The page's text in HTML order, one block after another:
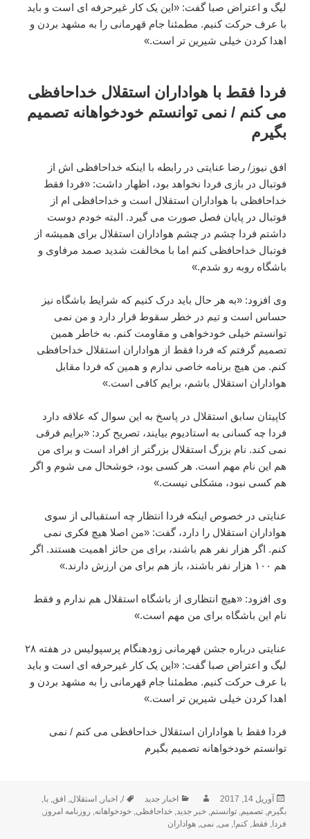
لیگ و اعتراض صبا گفت: «این یک کار غیرحرفه ای است و باید
با عرف حرکت کنیم. مطمئنا جام قهرمانی را به مشهد بردن و
اهدا کردن خیلی شیرین تر است.»
فردا فقط با هواداران استقلال خداحافظی
می کنم / نمی توانستم خودخواهانه تصمیم
بگیرم
افق نیوز/ رضا عنایتی در رابطه با اینکه خداحافظی اش از
فوتبال در بازی فردا نخواهد بود، اظهار داشت: «فردا فقط
خداحافظی با هواداران استقلال است و خداحافظی ام از
فوتبال در پایان فصل صورت می گیرد. البته خودم دوست
داشتم فردا چشم در چشم هواداران استقلال برای همیشه از
فوتبال خداحافظی کنم اما با مخالفت شدید صمد مرفاوی و
باشگاه روبه رو شدم.»
وی افزود: «به هر حال باید درک کنیم که شرایط باشگاه نیز
حساس است و تیم در خطر سقوط قرار دارد و من نمی
توانستم خیلی خودخواهی و مقاومت کنم. به خاطر همین
تصمیم گرفتم که فردا فقط از هواداران استقلال خداحافظی
کنم. من هیچ برنامه خاصی ندارم و همین که فردا مقابل
هواداران استقلال باشم، برایم کافی است.»
کاپیتان سابق استقلال در پاسخ به این سوال که علاقه دارد
فردا چه کسانی به استادیوم بیایند، تصریح کرد: «برایم فرقی
نمی کند. نام بزرگ استقلال بزرگتر از افراد است و برای من
هم این نام مهم است. هر کسی بود، خوشحال می شوم و اگر
هم کسی نبود، مشکلی نیست.»
عنایتی در خصوص اینکه فردا انتظار چه استقبالی از سوی
هواداران استقلال را دارد، گفت: «من اصلا هیچ فکری نمی
کنم. اگر هزار نفر هم باشند، برای من حائز اهمیت هستند. اگر
هم ۱۰۰ هزار نفر باشند، باز هم برای من ارزش دارند.»
وی افزود: «هیچ انتظاری از باشگاه استقلال هم ندارم و فقط
نام این باشگاه برای من مهم است.»
عنایتی درباره جشن قهرمانی زودهنگام پرسپولیس در هفته ۲۸
لیگ و اعتراض صبا گفت: «این یک کار غیرحرفه ای است و باید
با عرف حرکت کنیم. مطمئنا جام قهرمانی را به مشهد بردن و
اهدا کردن خیلی شیرین تر است.»
فردا فقط با هواداران استقلال خداحافظی می کنم / نمی
توانستم خودخواهانه تصمیم بگیرم
ارسال
شده
در
آوریل 14, 2017 نویسندهدسته‌ها
اخبار جدید برچسب‌ها
/
, اخبار, استقلال, افق,با,
بگیرم,تصمیم,توانستم,خبر جدید,خداحافظی,خودخواهانه, روزنامه امروز,
فردا, فقط,کنم!,می,نمی,هواداران